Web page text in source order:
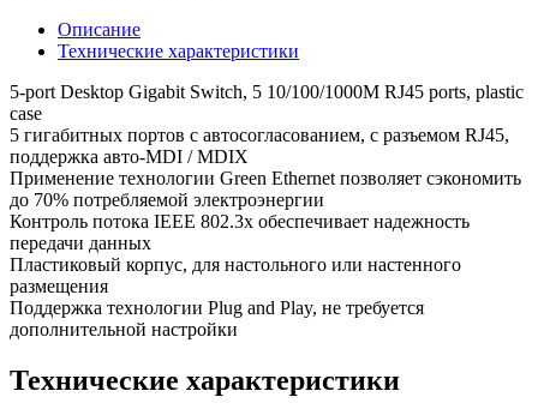
Описание
Технические характеристики
5-port Desktop Gigabit Switch, 5 10/100/1000M RJ45 ports, plastic
case
5 гигабитных портов с автосогласованием, с разъемом RJ45,
поддержка авто-MDI / MDIX
Применение технологии Green Ethernet позволяет сэкономить
до 70% потребляемой электроэнергии
Контроль потока IEEE 802.3x обеспечивает надежность
передачи данных
Пластиковый корпус, для настольного или настенного
размещения
Поддержка технологии Plug and Play, не требуется
дополнительной настройки
Технические характеристики